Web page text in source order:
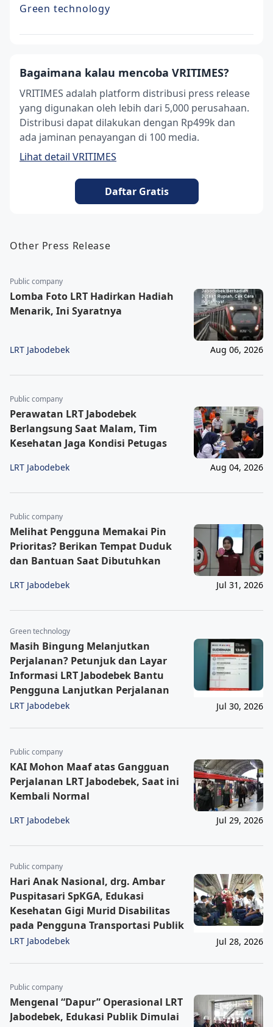
Green technology
Bagaimana kalau mencoba VRITIMES?
VRITIMES adalah platform distribusi press release
yang digunakan oleh lebih dari 5,000 perusahaan.
Distribusi dapat dilakukan dengan Rp499k dan
ada jaminan penayangan di 100 media.
Lihat detail VRITIMES
Daftar Gratis
Other Press Release
Public company
Lomba Foto LRT Hadirkan Hadiah
Menarik, Ini Syaratnya
LRT Jabodebek Aug 06, 2026
Public company
Perawatan LRT Jabodebek
Berlangsung Saat Malam, Tim
Kesehatan Jaga Kondisi Petugas
LRT Jabodebek Aug 04, 2026
Public company
Melihat Pengguna Memakai Pin
Prioritas? Berikan Tempat Duduk
dan Bantuan Saat Dibutuhkan
LRT Jabodebek Jul 31, 2026
Green technology
Masih Bingung Melanjutkan
Perjalanan? Petunjuk dan Layar
Informasi LRT Jabodebek Bantu
Pengguna Lanjutkan Perjalanan
LRT Jabodebek Jul 30, 2026
Public company
KAI Mohon Maaf atas Gangguan
Perjalanan LRT Jabodebek, Saat ini
Kembali Normal
LRT Jabodebek Jul 29, 2026
Public company
Hari Anak Nasional, drg. Ambar
Puspitasari SpKGA, Edukasi
Kesehatan Gigi Murid Disabilitas
pada Pengguna Transportasi Publik
LRT Jabodebek Jul 28, 2026
Public company
Mengenal “Dapur” Operasional LRT
Jabodebek, Edukasi Publik Dimulai